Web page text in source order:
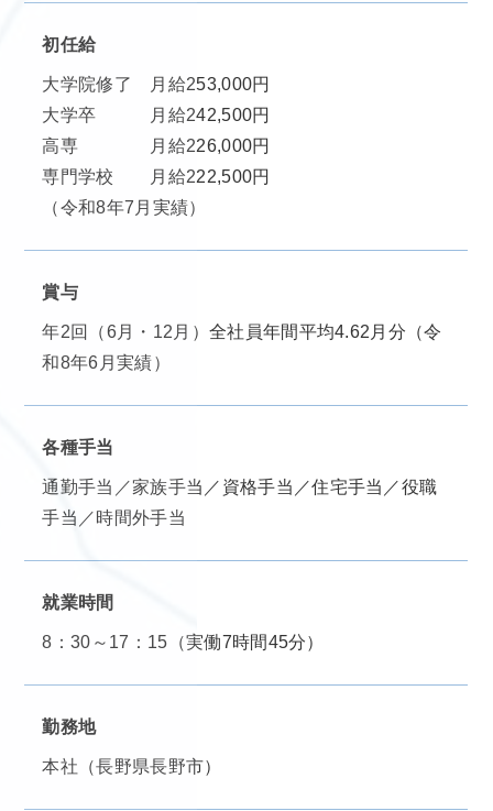
初任給
大学院修了 月給253,000円
大学卒 月給242,500円
高専 月給226,000円
専門学校 月給222,500円
（令和8年7月実績）
賞与
年2回（6月・12月）全社員年間平均4.62月分（令
和8年6月実績）
各種手当
通勤手当／家族手当／資格手当／住宅手当／役職
手当／時間外手当
就業時間
8：30～17：15（実働7時間45分）
勤務地
本社（長野県長野市）